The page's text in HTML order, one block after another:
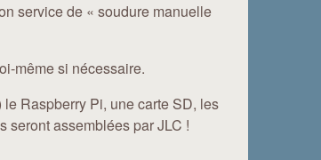
service de « soudure manuelle
même si nécessaire.
Raspberry Pi, une carte SD, les
seront assemblées par JLC !